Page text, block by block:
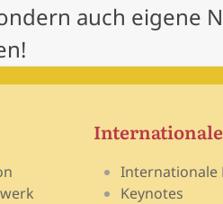
auch eigene
Internationale
Keynotes